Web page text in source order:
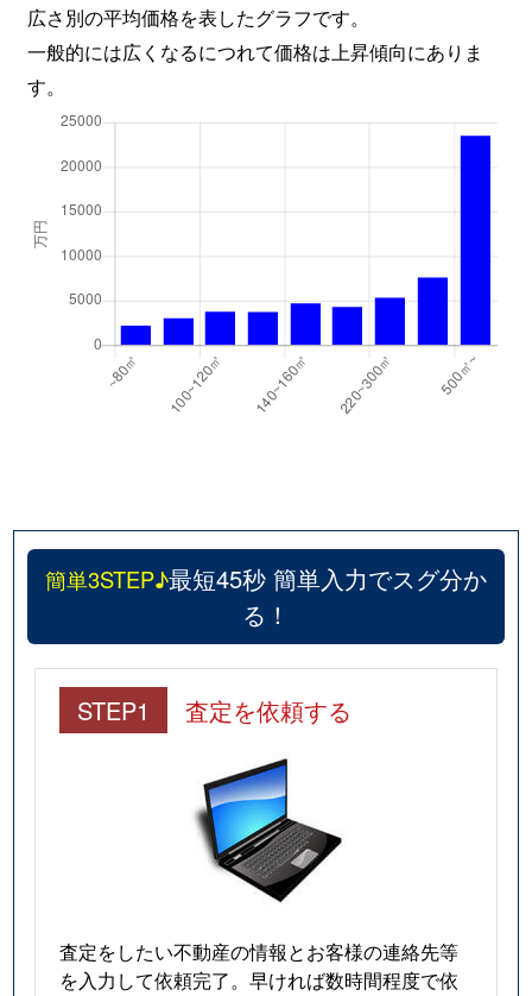
広さ別の平均価格を表したグラフです。
一般的には広くなるにつれて価格は上昇傾向にありま
す。
簡単3STEP♪最短45秒 簡単入力でスグ分か
る！
STEP1 査定を依頼する
査定をしたい不動産の情報とお客様の連絡先等
を入力して依頼完了。早ければ数時間程度で依